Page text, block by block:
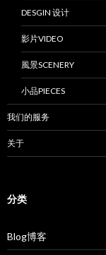
DESGIN 设计
影片VIDEO
風景SCENERY
小品PIECES
我们的服务
关于
分类
Blog博客